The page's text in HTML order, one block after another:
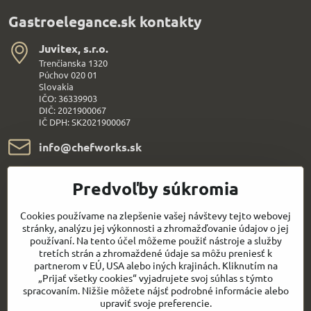
Gastroelegance.sk kontakty
Juvitex, s​.r​.o​.
Trenčianska 1320
Púchov 020 01
Slovakia
IČO: 36339903
DIČ: 2021900067
IČ DPH: SK2021900067
info​@chefworks​.sk
Všetko k nákupu
Sledujte naše novinky aj na sieťach:
Facebook Youtube
Predvoľby súkromia
Cookies používame na zlepšenie vašej návštevy tejto webovej
stránky, analýzu jej výkonnosti a zhromažďovanie údajov o jej
používaní. Na tento účel môžeme použiť nástroje a služby
tretích strán a zhromaždené údaje sa môžu preniesť k
partnerom v EÚ, USA alebo iných krajinách. Kliknutím na
„Prijať všetky cookies“ vyjadrujete svoj súhlas s týmto
spracovaním. Nižšie môžete nájsť podrobné informácie alebo
upraviť svoje preferencie.